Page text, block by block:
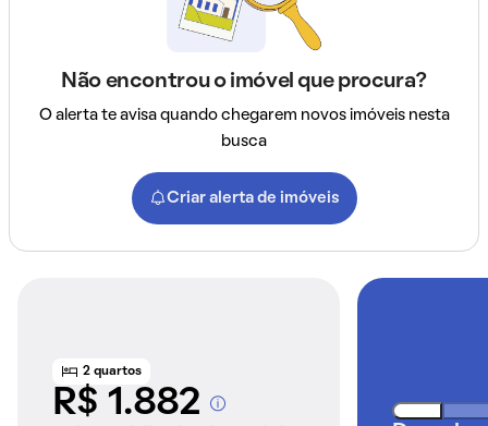
Não encontrou o imóvel que procura?
O alerta te avisa quando chegarem novos imóveis nesta
busca
Criar alerta de imóveis
2 quartos
R$ 1.882A partir dos imóveis